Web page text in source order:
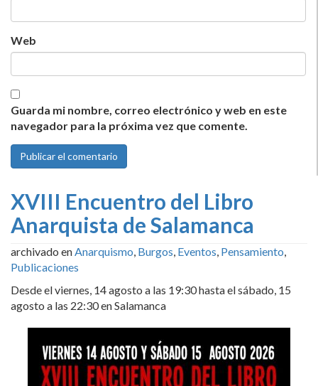
Web
Guarda mi nombre, correo electrónico y web en este
navegador para la próxima vez que comente.
XVIII Encuentro del Libro
Anarquista de Salamanca
archivado enAnarquismo, Burgos, Eventos, Pensamiento,
Publicaciones
Desde el viernes, 14 agosto a las 19:30 hasta el sábado, 15
agosto a las 22:30 en Salamanca